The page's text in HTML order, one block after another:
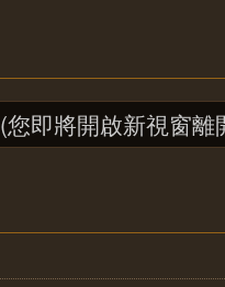
(您即將開啟新視窗離